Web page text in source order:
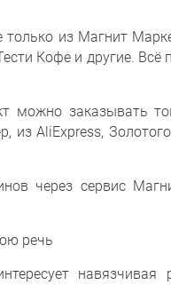
из Магнит
Кофе и другие. Всё
можно заказывать
из AliExpress,
через сервис
речь
навязчивая